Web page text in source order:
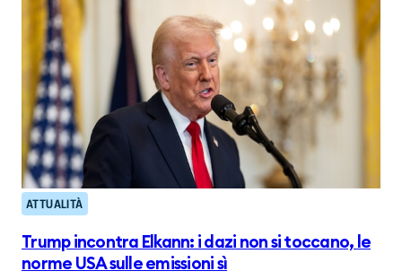
ATTUALITÀ
Trump incontra Elkann: i dazi non si toccano, le
norme USA sulle emissioni sì